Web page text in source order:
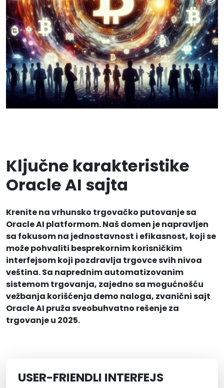
Ključne karakteristike
Oracle AI sajta
Krenite na vrhunsko trgovačko putovanje sa
Oracle AI platformom. Naš domen je napravljen
sa fokusom na jednostavnost i efikasnost, koji se
može pohvaliti besprekornim korisničkim
interfejsom koji pozdravlja trgovce svih nivoa
veština. Sa naprednim automatizovanim
sistemom trgovanja, zajedno sa mogućnošću
vežbanja korišćenja demo naloga, zvanični sajt
Oracle AI pruža sveobuhvatno rešenje za
trgovanje u 2025.
USER-FRIENDLI INTERFEJS